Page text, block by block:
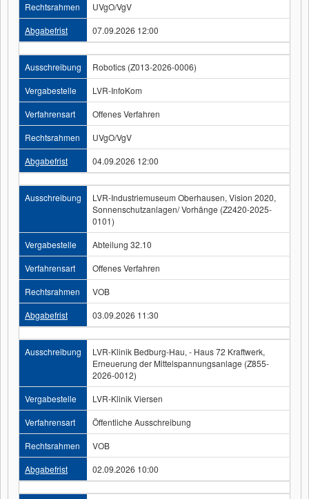
Rechtsrahmen
UVgO/VgV
Abgabefrist
07.09.2026 12:00
Ausschreibung
Robotics (Z013-2026-0006)
Vergabestelle
LVR-InfoKom
Verfahrensart
Offenes Verfahren
Rechtsrahmen
UVgO/VgV
Abgabefrist
04.09.2026 12:00
Ausschreibung
LVR-Industriemuseum Oberhausen, Vision 2020,
Sonnenschutzanlagen/ Vorhänge (Z2420-2025-
0101)
Vergabestelle
Abteilung 32.10
Verfahrensart
Offenes Verfahren
Rechtsrahmen
VOB
Abgabefrist
03.09.2026 11:30
Ausschreibung
LVR-Klinik Bedburg-Hau, - Haus 72 Kraftwerk,
Erneuerung der Mittelspannungsanlage (Z855-
2026-0012)
Vergabestelle
LVR-Klinik Viersen
Verfahrensart
Öffentliche Ausschreibung
Rechtsrahmen
VOB
Abgabefrist
02.09.2026 10:00